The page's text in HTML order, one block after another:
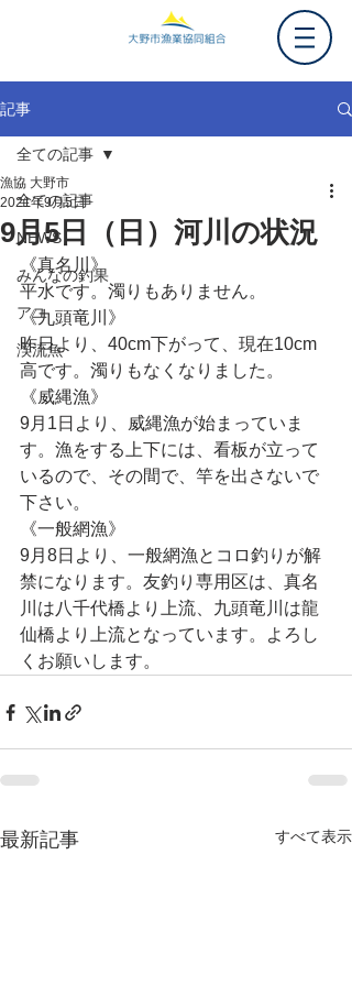
記事
全ての記事
NEWS
みんなの釣果
アユ
渓流魚
全ての記事
9月5日（日）河川の状況
漁協 大野市
2021年9月5日
《真名川》
平水です。濁りもありません。
《九頭竜川》
昨日より、40cm下がって、現在10cm
高です。濁りもなくなりました。
《威縄漁》
9月1日より、威縄漁が始まっていま
す。漁をする上下には、看板が立って
いるので、その間で、竿を出さないで
下さい。
《一般網漁》
9月8日より、一般網漁とコロ釣りが解
禁になります。友釣り専用区は、真名
川は八千代橋より上流、九頭竜川は龍
仙橋より上流となっています。よろし
くお願いします。
最新記事 すべて表示